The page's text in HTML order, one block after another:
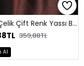
316L Çelik Çift Renk Yassı Burgu Tasarımlı Kolye
359,88TL
Al